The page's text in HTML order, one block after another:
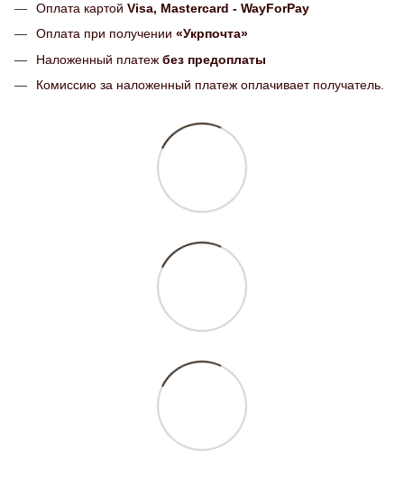
Оплата картой Visa, Mastercard - WayForPay
Оплата при получении «Укрпочта»
Наложенный платеж без предоплаты
Комиссию за наложенный платеж оплачивает получатель.